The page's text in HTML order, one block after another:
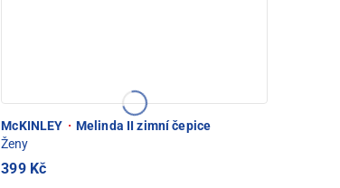
McKINLEY · Melinda II zimní čepice
Ženy
399 Kč